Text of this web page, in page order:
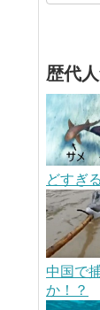
歴代
どすぎ
中国で
か！？